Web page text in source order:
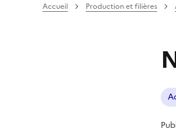
Accueil Production et filières